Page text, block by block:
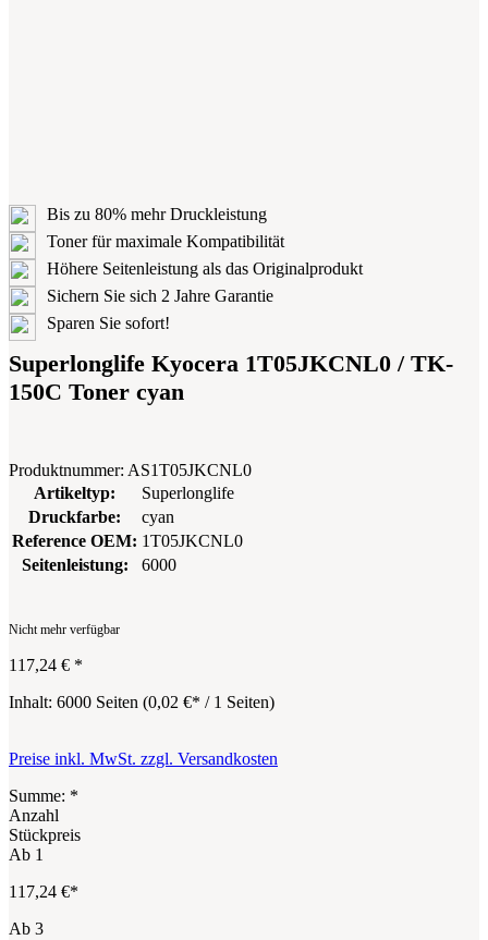
Bis zu 80% mehr Druckleistung
Toner für maximale Kompatibilität
Höhere Seitenleistung als das Originalprodukt
Sichern Sie sich 2 Jahre Garantie
Sparen Sie sofort!
Superlonglife Kyocera 1T05JKCNL0 / TK-
150C Toner cyan
Produktnummer: AS1T05JKCNL0
Artikeltyp:
Superlonglife
Druckfarbe:
cyan
Reference OEM: 1T05JKCNL0
Seitenleistung:
6000
Nicht mehr verfügbar
117,24 € *
Inhalt: 6000 Seiten (0,02 €* / 1 Seiten)
Preise inkl. MwSt. zzgl. Versandkosten
Summe: *
Anzahl
Stückpreis
Ab 1
117,24 €*
Ab 3